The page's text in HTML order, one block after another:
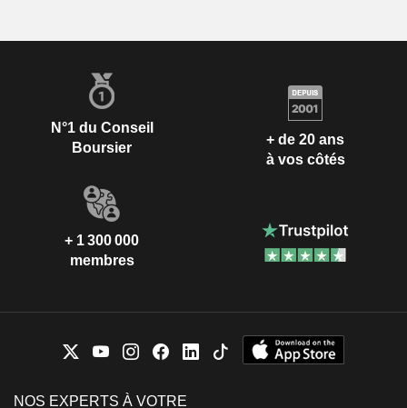
N°1 du Conseil
Boursier
+ de 20 ans
à vos côtés
+ 1 300 000
membres
NOS EXPERTS À VOTRE